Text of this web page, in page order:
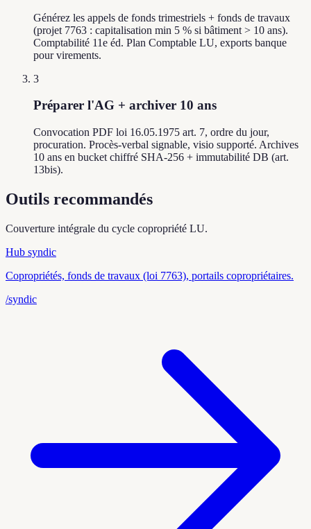
Générez les appels de fonds trimestriels + fonds de travaux
(projet 7763 : capitalisation min 5 % si bâtiment > 10 ans).
Comptabilité 11e éd. Plan Comptable LU, exports banque
pour virements.
3
Préparer l'AG + archiver 10 ans
Convocation PDF loi 16.05.1975 art. 7, ordre du jour,
procuration. Procès-verbal signable, visio supporté. Archives
10 ans en bucket chiffré SHA-256 + immutabilité DB (art.
13bis).
Outils recommandés
Couverture intégrale du cycle copropriété LU.
Hub syndic
Copropriétés, fonds de travaux (loi 7763), portails copropriétaires.
/syndic